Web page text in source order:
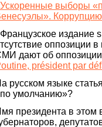
выборы
издание
оппозиции
дают об
président par
русском языке
умолчанию»?
президента в этом